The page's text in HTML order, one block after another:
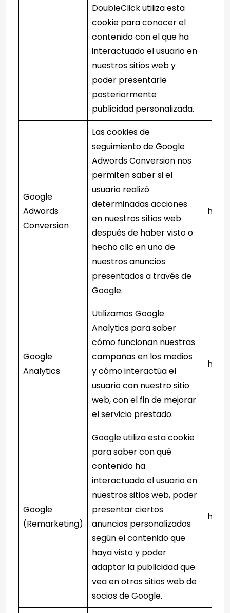
DoubleClick utiliza esta
cookie para conocer el
contenido con el que ha
interactuado el usuario en
nuestros sitios web y
poder presentarle
posteriormente
publicidad personalizada.
Google
Adwords
Conversion
Las cookies de
seguimiento de Google
Adwords Conversion nos
permiten saber si el
usuario realizó
determinadas acciones
en nuestros sitios web
después de haber visto o
hecho clic en uno de
nuestros anuncios
presentados a través de
Google.
Google
Analytics
Utilizamos Google
Analytics para saber
cómo funcionan nuestras
campañas en los medios
y cómo interactúa el
usuario con nuestro sitio
web, con el fin de mejorar
el servicio prestado.
Google
(Remarketing)
Google utiliza esta cookie
para saber con qué
contenido ha
interactuado el usuario en
nuestros sitios web, poder
presentar ciertos
anuncios personalizados
según el contenido que
haya visto y poder
adaptar la publicidad que
vea en otros sitios web de
socios de Google.